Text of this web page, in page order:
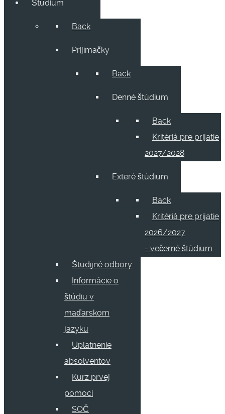
Štúdium
Back
Prijímačky
Back
Denné štúdium
Back
Kritériá pre prijatie
2027/2028
Exteré štúdium
Back
Kritériá pre prijatie
2026/2027
- večerné štúdium
Študijné odbory
Informácie o
štúdiu v
maďarskom
jazyku
Uplatnenie
absolventov
Kurz prvej
pomoci
SOČ